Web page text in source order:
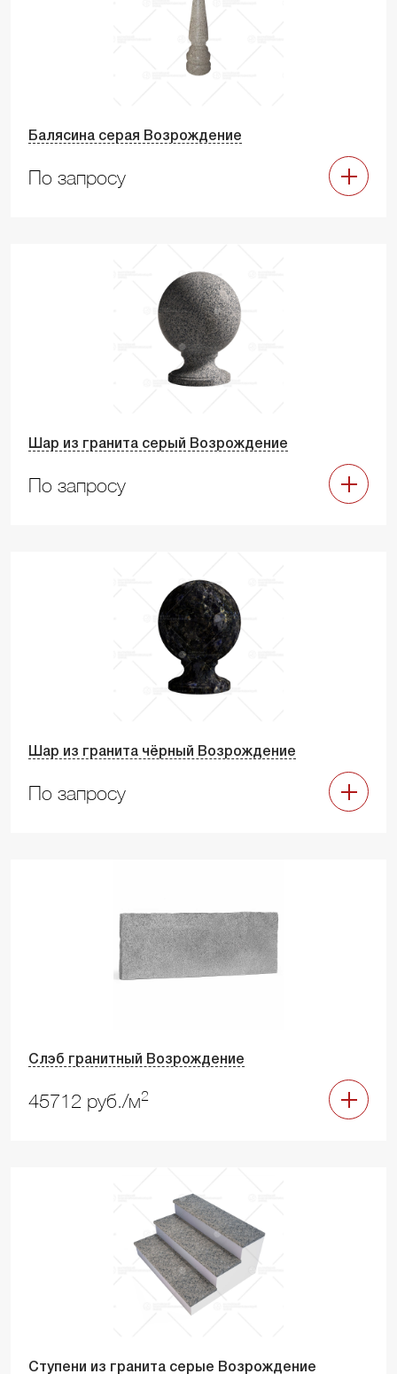
Балясина серая Возрождение
По запросу
Шар из гранита серый Возрождение
По запросу
Шар из гранита чёрный Возрождение
По запросу
Слэб гранитный Возрождение
45712 руб./м2
Ступени из гранита серые Возрождение